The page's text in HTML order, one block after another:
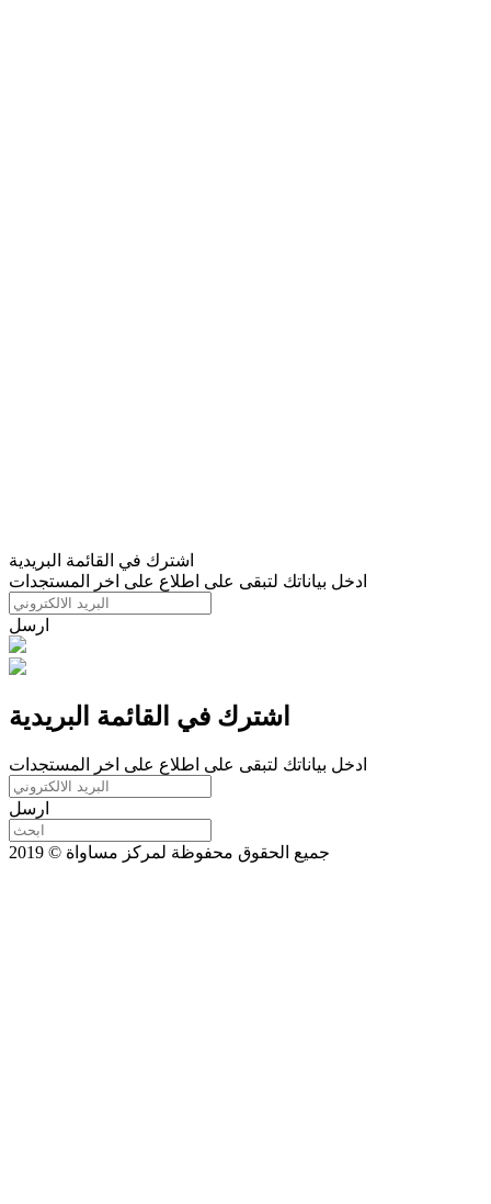
اشترك في القائمة البريدية
ادخل بياناتك لتبقى على اطلاع على اخر المستجدات
ارسل
اشترك في القائمة البريدية
ادخل بياناتك لتبقى على اطلاع على اخر المستجدات
ارسل
جميع الحقوق محفوظة لمركز مساواة © 2019